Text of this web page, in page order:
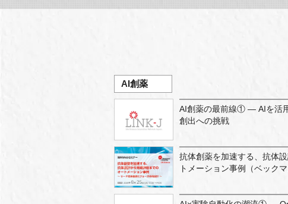
AI創薬
AI創薬の最前線① ― AIを活
創出への挑戦
抗体創薬を加速する、抗体
トメーション事例（ベック